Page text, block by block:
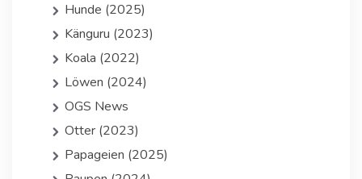
Hunde (2025)
Känguru (2023)
Koala (2022)
Löwen (2024)
OGS News
Otter (2023)
Papageien (2025)